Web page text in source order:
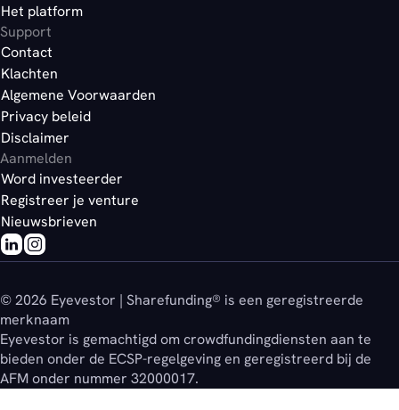
Het platform
Support
Contact
Klachten
Algemene Voorwaarden
Privacy beleid
Disclaimer
Aanmelden
Word investeerder
Registreer je venture
Nieuwsbrieven
© 2026 Eyevestor | Sharefunding® is een geregistreerde
merknaam
Eyevestor is gemachtigd om crowdfundingdiensten aan te
bieden onder de ECSP-regelgeving en geregistreerd bij de
AFM onder nummer 32000017.